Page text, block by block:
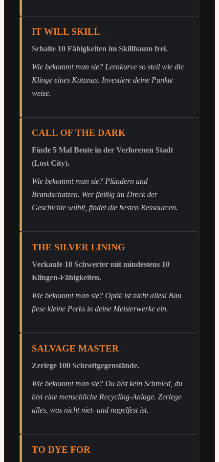
IT WILL SKILL
Schalte 10 Fähigkeiten im Skillbaum frei.
Wie bekommt man sie? Lernkurve so steil wie die
Klinge eines Katanas. Investiere deine Punkte
weise.
CALL OF THE DARK
Finde 5 Mal Beute in der Verlorenen Stadt
(Lost City).
Wie bekommt man sie? Plündern und
Brandschatzen. Wer fleißig im Dreck der
Geschichte wühlt, findet die besten Ressourcen.
THE SILVER LINING
Verkaufe 10 Schwerter mit mindestens 10
Klingen-Fähigkeiten.
Wie bekommt man sie? Optik ist nicht alles! Bau
fiese kleine Perks in deine Meisterwerke ein.
SALVAGE MASTER
Zerlege 100 Schrottgegenstände.
Wie bekommt man sie? Du bist kein Schmied, du
bist eine menschliche Recycling-Anlage. Zerlege
alles, was nicht niet- und nagelfest ist.
TO DYE FOR